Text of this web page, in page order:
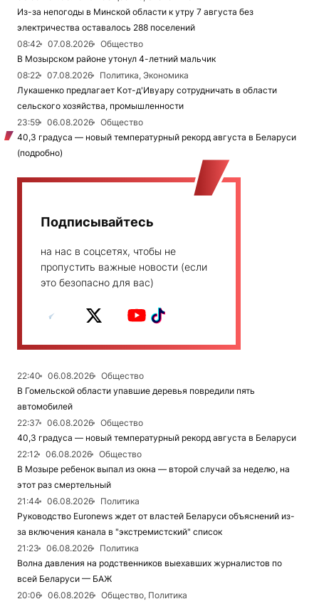
Из-за непогоды в Минской области к утру 7 августа без
электричества оставалось 288 поселений
08:42
07.08.2026
Общество
В Мозырском районе утонул 4-летний мальчик
08:22
07.08.2026
Политика, Экономика
Лукашенко предлагает Кот-д'Ивуару сотрудничать в области
сельского хозяйства, промышленности
23:59
06.08.2026
Общество
40,3 градуса — новый температурный рекорд августа в Беларуси
(подробно)
Подписывайтесь
на нас в соцсетях, чтобы не
пропустить важные новости (если
это безопасно для вас)
22:40 06.08.2026
Общество
В Гомельской области упавшие деревья повредили пять
автомобилей
22:37
06.08.2026
Общество
40,3 градуса — новый температурный рекорд августа в Беларуси
22:12
06.08.2026
Общество
В Мозыре ребенок выпал из окна — второй случай за неделю, на
этот раз смертельный
21:44
06.08.2026
Политика
Руководство Euronews ждет от властей Беларуси объяснений из-
за включения канала в "экстремистский" список
21:23
06.08.2026
Политика
Волна давления на родственников выехавших журналистов по
всей Беларуси — БАЖ
20:06
06.08.2026
Общество, Политика